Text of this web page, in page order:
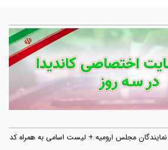
نمایندگان مجلس ارومیه + لیست اسامی به همراه کد